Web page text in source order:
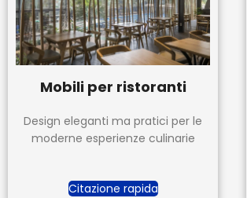
Mobili per ristoranti
Design eleganti ma pratici per le
moderne esperienze culinarie
Citazione rapida